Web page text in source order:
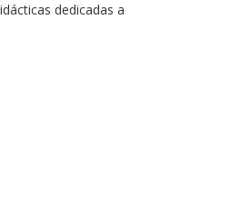
dedicadas a